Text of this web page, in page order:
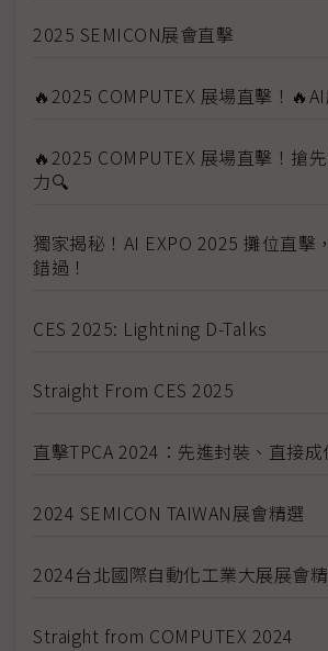
2025 SEMICON展會直擊
🔥2025 COMPUTEX 展場直擊！
🔥2025 COMPUTEX 展場直擊！搶
力🔍
獨家揭秘！AI EXPO 2025 攤位直擊
錯過！
CES 2025: Lightning D-Talks
Straight From CES 2025
直擊TPCA 2024：先進封裝、直接
2024 SEMICON TAIWAN展會精選
2024台北國際自動化工業大展展會
Straight from COMPUTEX 2024